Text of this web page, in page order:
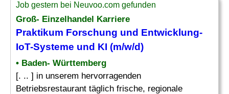
Job gestern bei Neuvoo.com gefunden
Groß- Einzelhandel Karriere
Praktikum Forschung und Entwicklung-
IoT-Systeme und KI (m/w/d)
• Baden- Württemberg
[. .. ] in unserem hervorragenden
Betriebsrestaurant täglich frische, regionale